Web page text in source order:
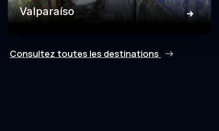
Valparaíso
Consultez toutes les destinations